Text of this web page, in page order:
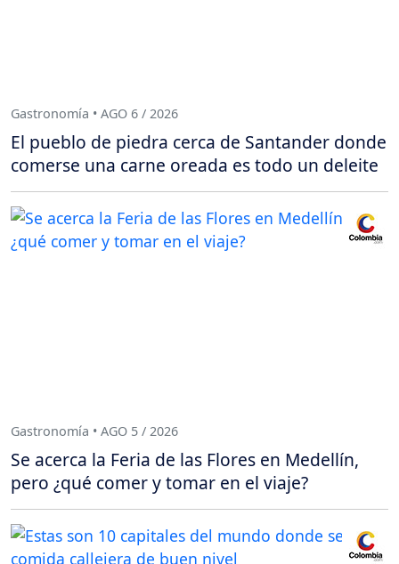
Gastronomía • AGO 6 / 2026
El pueblo de piedra cerca de Santander donde
comerse una carne oreada es todo un deleite
Gastronomía • AGO 5 / 2026
Se acerca la Feria de las Flores en Medellín,
pero ¿qué comer y tomar en el viaje?